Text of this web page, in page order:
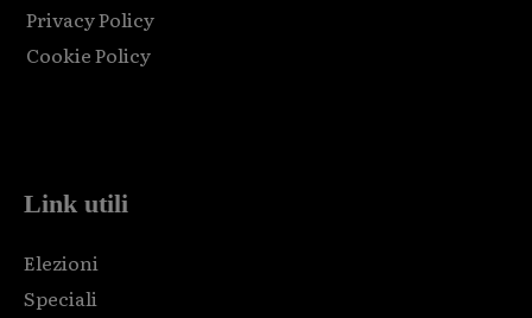
Privacy Policy
Cookie Policy
Link utili
Elezioni
Speciali